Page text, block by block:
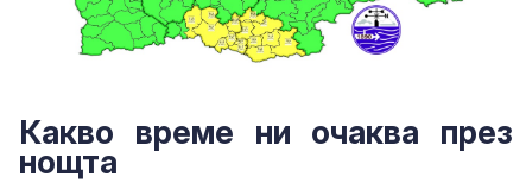
Какво време ни очаква през
нощта